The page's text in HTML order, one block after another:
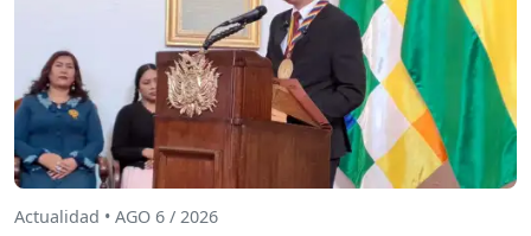
Actualidad • AGO 6 / 2026